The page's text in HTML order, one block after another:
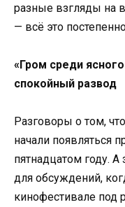
разные взгляды на
— всё это
«Гром среди
спокойный развод
Разговоры о том,
начали появляться
пятнадцатом году. А
для обсуждений,
кинофестивале под